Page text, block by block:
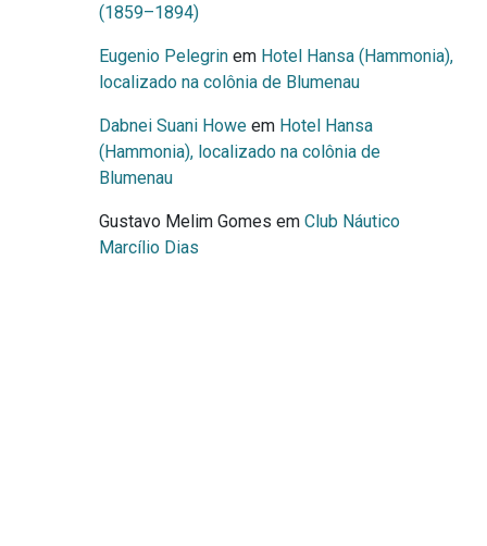
(1859–1894)
Eugenio Pelegrinem Hotel Hansa (Hammonia),
localizado na colônia de Blumenau
Dabnei Suani Howeem Hotel Hansa
(Hammonia), localizado na colônia de
Blumenau
Gustavo Melim Gomes em Club Náutico
Marcílio Dias